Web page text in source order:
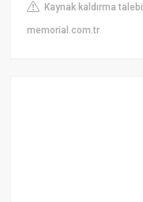
Kaynak kaldırma talebi
memorial.com.tr